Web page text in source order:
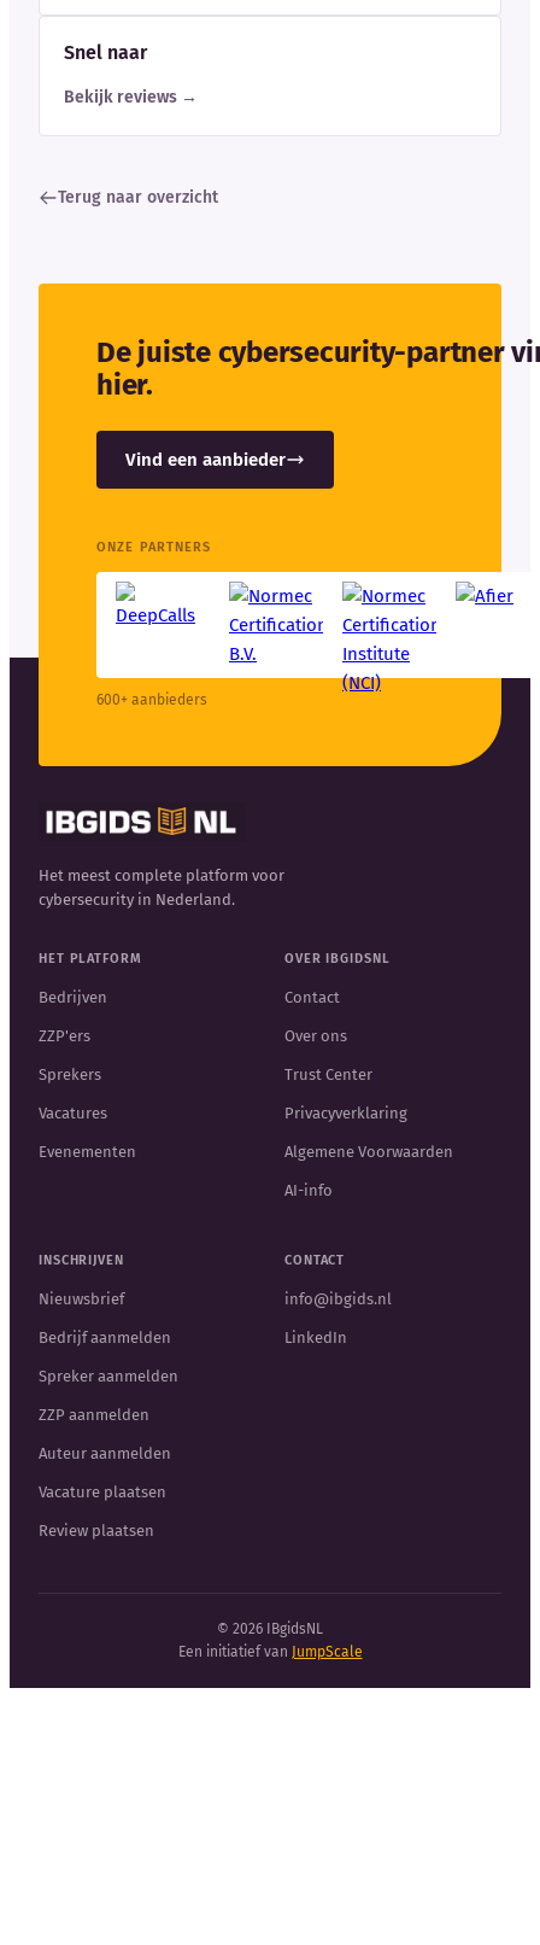
Snel naar
Bekijk reviews →
Terug naar overzicht
De juiste cybersecurity-partner
hier.
Vind een aanbieder
ONZE PARTNERS
600+ aanbieders
Het meest complete platform voor
cybersecurity in Nederland.
HET PLATFORM
Bedrijven
ZZP'ers
Sprekers
Vacatures
Evenementen
OVER IBGIDSNL
Contact
Over ons
Trust Center
Privacyverklaring
Algemene Voorwaarden
AI-info
INSCHRIJVEN
Nieuwsbrief
Bedrijf aanmelden
Spreker aanmelden
ZZP aanmelden
Auteur aanmelden
Vacature plaatsen
Review plaatsen
CONTACT
info@ibgids.nl
LinkedIn
© 2026 IBgidsNL
Een initiatief van JumpScale